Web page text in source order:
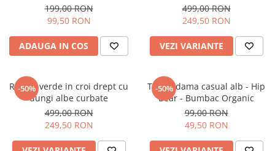
ochelari albastrii
199,00 RON
99,50 RON
ADAUGA IN COS
499,00 RON
249,50 RON
VEZI VARIANTE
-50%
Rochie verde in croi drept cu
dungi albe curbate
499,00 RON
249,50 RON
-50%
Tricou dama casual alb - Hip
Bear - Bumbac Organic
99,00 RON
49,50 RON